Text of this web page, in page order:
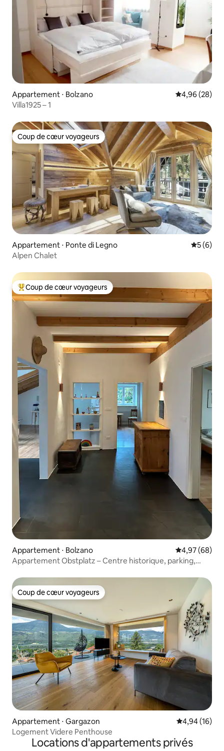
Appartement ⋅ Bolzano Évaluation
4,96 (28)
Villa1925 – 1
Coup de cœur voyageurs
Coup de cœur voyageurs
Appartement ⋅ Ponte di Legno
5 (6)
Alpen Chalet
Coups de cœur voyageurs les plus appréciés
Coup de cœur voyageurs
Appartement ⋅ Bolzano Évaluation
4,97 (68)
Appartement Obstplatz – Centre historique, parking,
Coup de cœur voyageurs
Coup de cœur voyageurs
Appartement ⋅ Gargazon Évaluation
4,94 (16)
Logement Videre Penthouse
Locations d'appartements privés